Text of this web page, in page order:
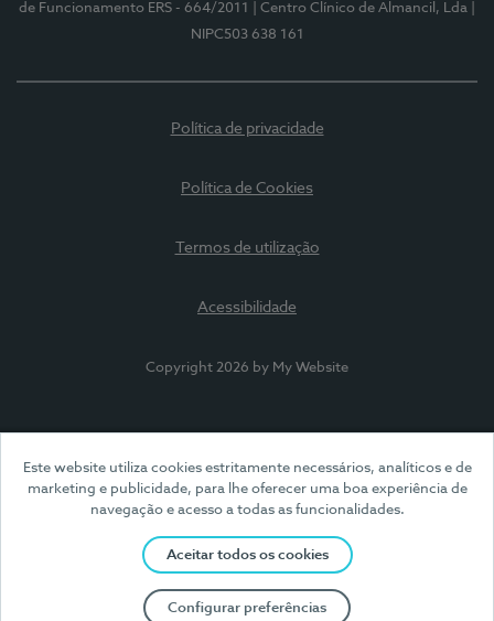
Este website utiliza cookies estritamente necessários, analíticos e de
marketing e publicidade, para lhe oferecer uma boa experiência de
navegação e acesso a todas as funcionalidades.
Aceitar todos os cookies
Configurar preferências
de Funcionamento ERS - 664/2011
| Centro Clínico de Almancil, Lda
NIPC503 638 161
Política de privacidade
Política de Cookies
Termos de utilização
Acessibilidade
Copyright 2026 by My Website